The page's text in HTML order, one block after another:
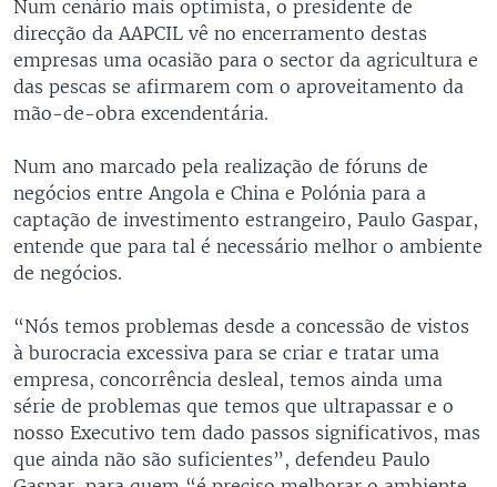
Num cenário mais optimista, o presidente de
direcção da AAPCIL vê no encerramento destas
empresas uma ocasião para o sector da agricultura e
das pescas se afirmarem com o aproveitamento da
mão-de-obra excendentária.
Num ano marcado pela realização de fóruns de
negócios entre Angola e China e Polónia para a
captação de investimento estrangeiro, Paulo Gaspar,
entende que para tal é necessário melhor o ambiente
de negócios.
“Nós temos problemas desde a concessão de vistos
à burocracia excessiva para se criar e tratar uma
empresa, concorrência desleal, temos ainda uma
série de problemas que temos que ultrapassar e o
nosso Executivo tem dado passos significativos, mas
que ainda não são suficientes”, defendeu Paulo